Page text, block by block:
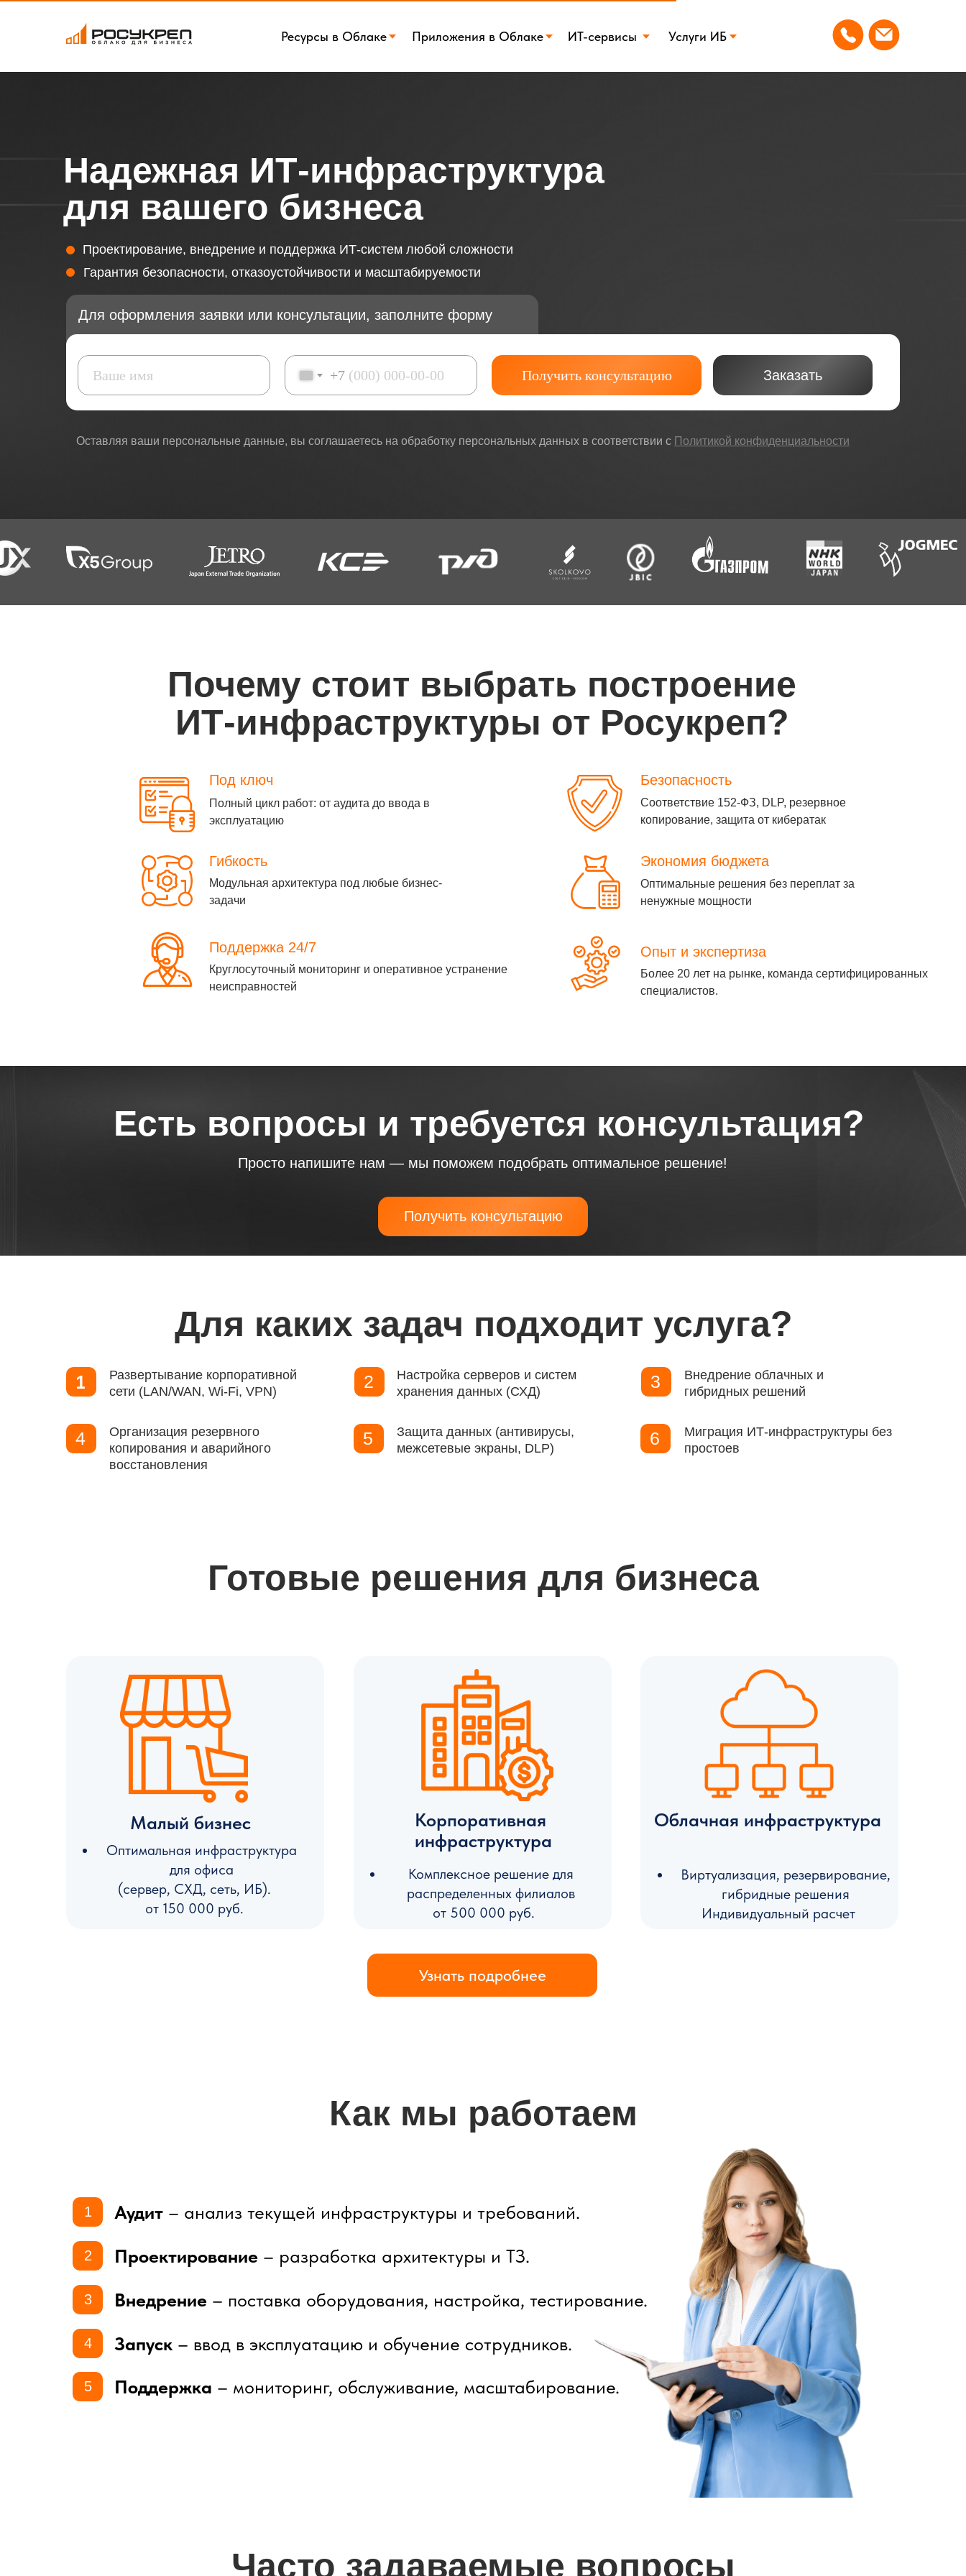
Приложения в Облаке
Ресурсы в Облаке ИТ-сервисы Услуги ИБ
Надежная ИТ-инфраструктура
для вашего бизнеса
Проектирование, внедрение и поддержка ИТ-систем любой сложности
Гарантия безопасности, отказоустойчивости и масштабируемости
Заказать
Оставляя ваши персональные данные, вы соглашаетесь на обработку персональных данных в соответствии с Политикой конфиденциальности
Для оформления заявки или консультации, заполните форму
+7 Получить консультацию
Почему стоит выбрать построение
ИТ-инфраструктуры от Росукреп?
Под ключ
Полный цикл работ: от аудита до ввода в
эксплуатацию
Соответствие 152-ФЗ, DLP, резервное
копирование, защита от кибератак
Безопасность
Оптимальные решения без переплат за
ненужные мощности
Экономия бюджета
Модульная архитектура под любые бизнес-
задачи
Гибкость
Круглосуточный мониторинг и оперативное устранение
неисправностей
Поддержка 24/7
Более 20 лет на рынке, команда сертифицированных
специалистов.
Опыт и экспертиза
Получить консультацию
Есть вопросы и требуется консультация?
Просто напишите нам — мы поможем подобрать оптимальное решение!
Для каких задач подходит услуга?
2
5 6
3
4
Развертывание корпоративной
сети (LAN/WAN, Wi-Fi, VPN)
Внедрение облачных и
гибридных решений
Миграция ИТ-инфраструктуры без
простоев
Защита данных (антивирусы,
межсетевые экраны, DLP)
Настройка серверов и систем
хранения данных (СХД)
Организация резервного
копирования и аварийного
восстановления
Готовые решения для бизнеса
Малый бизнес
Оптимальная инфраструктура
для офиса
(сервер, СХД, сеть, ИБ).
от 150 000 руб.
Узнать подробнее
Корпоративная
инфраструктура
Комплексное решение для
распределенных филиалов
от 500 000 руб.
Облачная инфраструктура
Виртуализация, резервирование,
гибридные решения
Индивидуальный расчет
Как мы работаем
Проектирование – разработка архитектуры и ТЗ.
Аудит – анализ текущей инфраструктуры и требований.
Внедрение – поставка оборудования, настройка, тестирование.
Запуск – ввод в эксплуатацию и обучение сотрудников.
Поддержка – мониторинг, обслуживание, масштабирование.
1
2
3
4
5
Часто задаваемые вопросы